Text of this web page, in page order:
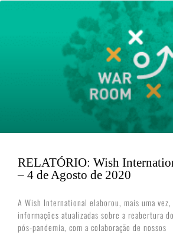
RELATÓRIO: Wish
– 4 de Agosto de 2020
A Wish International elaborou, mais uma
informações atualizadas sobre a reabertura
pós-pandemia, com a colaboração de nossos